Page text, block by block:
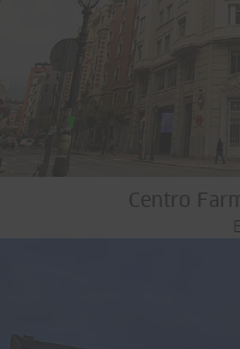
Centro